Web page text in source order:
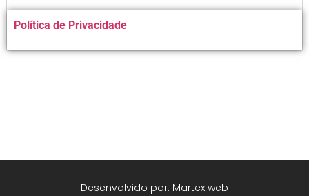
Alternative:
Política de Privacidade
Desenvolvido por: Martex web